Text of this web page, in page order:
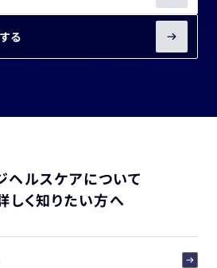
る
ヘルスケアについて
しく知りたい方へ